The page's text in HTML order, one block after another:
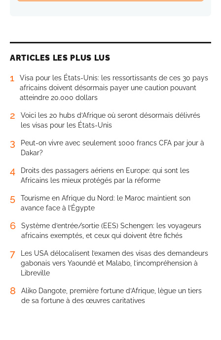
ARTICLES LES PLUS LUS
1
Visa pour les États-Unis: les ressortissants de ces 30 pays
africains doivent désormais payer une caution pouvant
atteindre 20.000 dollars
2
Voici les 20 hubs d’Afrique où seront désormais délivrés
les visas pour les États-Unis
3
Peut-on vivre avec seulement 1000 francs CFA par jour à
Dakar?
4
Droits des passagers aériens en Europe: qui sont les
Africains les mieux protégés par la réforme
5
Tourisme en Afrique du Nord: le Maroc maintient son
avance face à l’Égypte
6
Système d’entrée/sortie (EES) Schengen: les voyageurs
africains exemptés, et ceux qui doivent être fichés
7
Les USA délocalisent l’examen des visas des demandeurs
gabonais vers Yaoundé et Malabo, l’incompréhension à
Libreville
8
Aliko Dangote, première fortune d’Afrique, lègue un tiers
de sa fortune à des œuvres caritatives